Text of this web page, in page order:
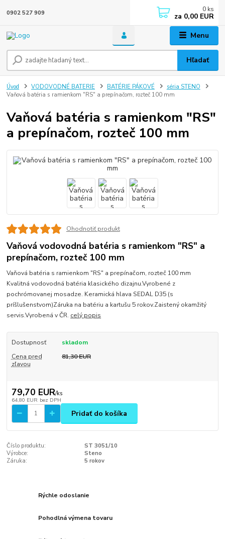
Menu
Hľadať
0902 527 909 0 ks
za 0,00 EUR
Úvod VODOVODNÉ BATERIE BATÉRIE PÁKOVÉ
séria STENO
Vaňová batéria s ramienkom "RS" a prepínačom, rozteč 100 mm
Vaňová batéria s ramienkom "RS"
a prepínačom, rozteč 100 mm
Ohodnotiť produkt
Vaňová vodovodná batéria s ramienkom "RS" a
prepínačom, rozteč 100 mm
Vaňová batéria s ramienkom "RS" a prepínačom, rozteč 100 mm
Kvalitná vodovodná batéria klasického dizajnu.Vyrobené z
pochrómovanej mosadze. Keramická hlava SEDAL D35 (s
príšlušenstvom)Záruka na batériu a kartušu 5 rokov.Zaistený okamžitý
servis.Vyrobená v ČR. celý popis
Dostupnosť
skladom
Cena pred
zľavou
81,30 EUR
79,70 EUR/ks
64,80 EUR bez DPH
Pridať do košíka
Číslo produktu:
ST 3051/10
Výrobce:
Steno
Záruka:
5 rokov
Rýchle odoslanie
Pohodlná výmena tovaru